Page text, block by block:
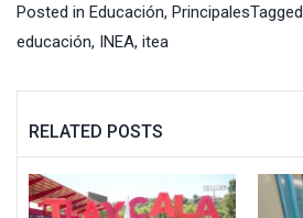
Posted in Educación, PrincipalesTagged
educación, INEA, itea
RELATED POSTS